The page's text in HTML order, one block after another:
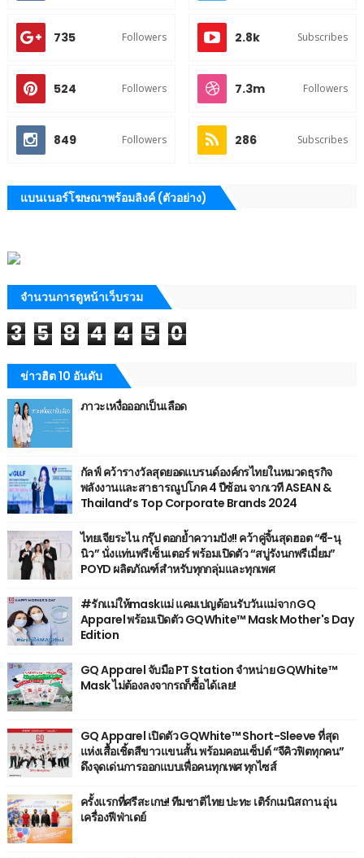
735 Followers 2.8k Subscribes
524 Followers 7.3m Followers
849 Followers 286 Subscribes
แบนเนอร์โฆษณาพร้อมลิงค์ (ตัวอย่าง)
จำนวนการดูหน้าเว็บรวม
3 5 8 4 4 5 0
ข่าวฮิต 10 อันดับ
ภาวะเหงื่อออกเป็นเลือด
กัลฟ์ คว้ารางวัลสุดยอดแบรนด์องค์กรไทยในหมวดธุรกิจ
พลังงานและสาธารณูปโภค 4 ปีซ้อน จากเวที ASEAN &
Thailand’s Top Corporate Brands 2024
ไทยเจียระไน กรุ๊ป ตอกย้ำความปัง!! คว้าคู่จิ้นสุดฮอต “ซี-นุ
นิว” นั่งแท่นพรีเซ็นเตอร์ พร้อมเปิดตัว “สบู่รังนกพรีเมี่ยม”
POYD ผลิตภัณฑ์สำหรับทุกกลุ่มและทุกเพศ
#รักแม่ให้maskแม่ แคมเปญต้อนรับวันแม่จาก GQ
Apparel พร้อมเปิดตัว GQWhite™ Mask Mother's Day
Edition
GQ Apparel จับมือ PT Station จำหน่าย GQWhite™
Mask ไม่ต้องลงจากรถก็ซื้อได้เลย!
GQ Apparel เปิดตัว GQWhite™ Short-Sleeve ที่สุด
แห่งเสื้อเชิ้ตสีขาวแขนสั้น พร้อมคอนเซ็ปต์ “จีคิวฟิตทุกคน”
ดึงจุดเด่นการออกแบบเพื่อคนทุกเพศ ทุกไซส์
ครั้งแรกที่ศรีสะเกษ! ทีมชาติไทย ปะทะ เติร์กเมนิสถาน อุ่น
เครื่องฟีฟ่าเดย์